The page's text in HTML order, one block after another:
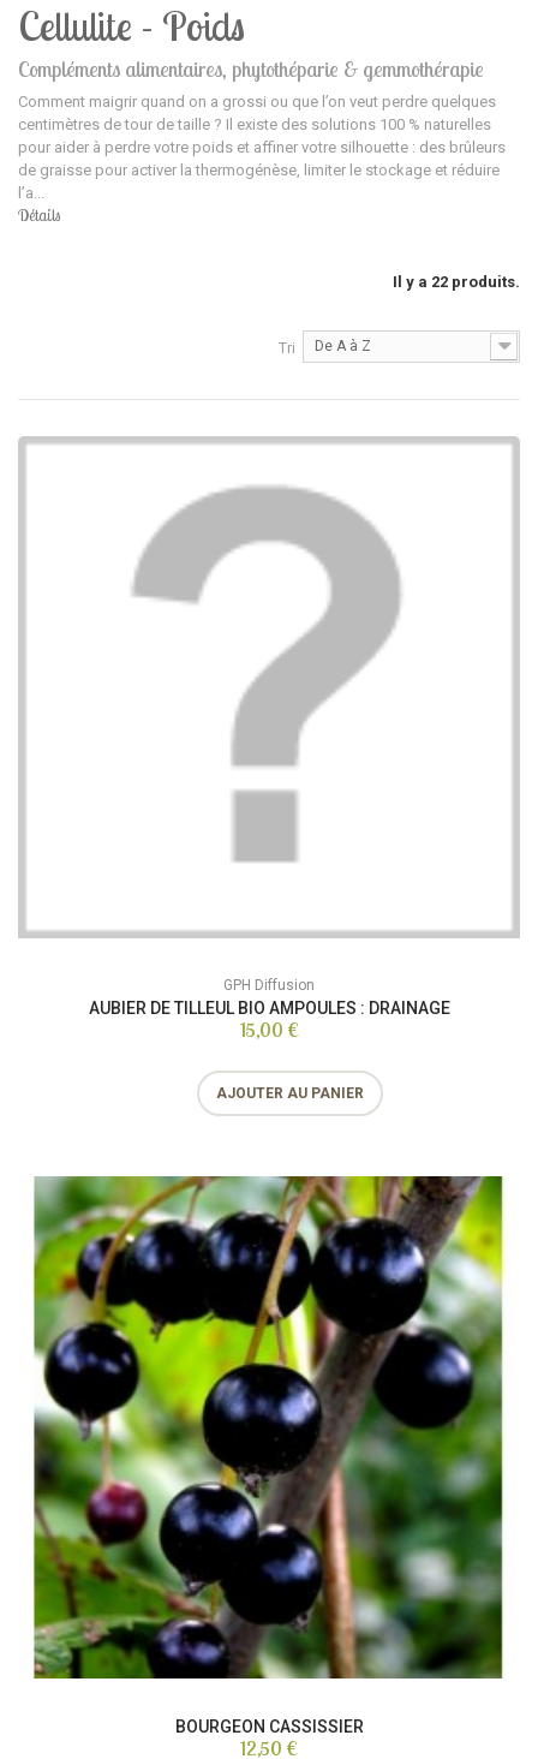
Cellulite - Poids
Compléments alimentaires, phytothéparie & gemmothérapie
Comment maigrir quand on a grossi ou que l’on veut perdre quelques
centimètres de tour de taille ? Il existe des solutions 100 % naturelles
pour aider à perdre votre poids et affiner votre silhouette : des brûleurs
de graisse pour activer la thermogénèse, limiter le stockage et réduire
l’a...
Détails
Il y a 22 produits.
Tri De A à Z
GPH Diffusion
AUBIER DE TILLEUL BIO AMPOULES : DRAINAGE
15,00 €
AJOUTER AU PANIER
BOURGEON CASSISSIER
12,50 €